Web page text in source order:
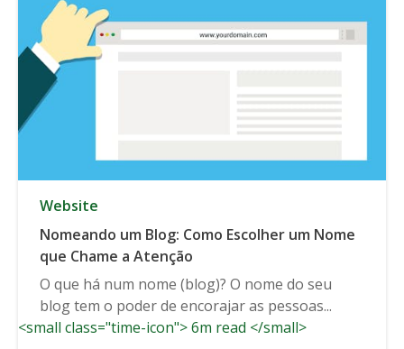
Website
Nomeando um Blog: Como Escolher um Nome
que Chame a Atenção
O que há num nome (blog)? O nome do seu
blog tem o poder de encorajar as pessoas...
<small class="time-icon"> 6m read </small>